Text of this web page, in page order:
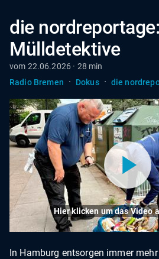
die
Mülldetektive
vom 22.06.2026 · 28 min
Radio Bremen
· Dokus · die
Hier klicken um das Video
In Hamburg entsorgen immer